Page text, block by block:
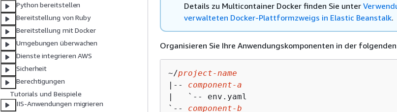
Python bereitstellen
Bereitstellung von Ruby
Bereitstellung mit Docker
Umgebungen überwachen
Dienste integrieren AWS
Sicherheit
Berechtigungen
Tutorials und Beispiele
IIS-Anwendungen migrieren
Details zu Multicontainer Docker finden Sie unter
verwalteten Docker-Plattformzweigs in Elastic Beanstalk.
Organisieren Sie Ihre Anwendungskomponenten in der
~/project-name
|-- component-a
|   `-- env.yaml
`-- component-b